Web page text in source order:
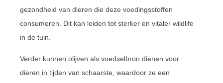
gezondheid van dieren die deze voedingsstoffen
consumeren. Dit kan leiden tot sterker en vitaler wildlife
in de tuin.
Verder kunnen olijven als voedselbron dienen voor
dieren in tijden van schaarste, waardoor ze een